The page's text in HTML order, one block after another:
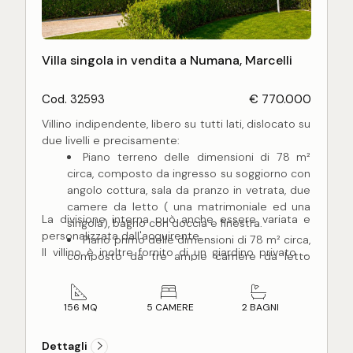
Villa singola in vendita a Numana, Marcelli
Cod. 32593 € 770.000
Villino indipendente, libero su tutti lati, dislocato su
due livelli e precisamente:
Piano terreno delle dimensioni di 78 m²
circa, composto da ingresso su soggiorno con
angolo cottura, sala da pranzo in vetrata, due
camere da letto ( una matrimoniale ed una
singola), bagno con doccia e finestra.
Piano primo delle dimensioni di 78 m² circa,
composto da tre ampie camere da letto
corridoio nel reparto notte.
Piano secondo con meravigliosa terrazza
dimensioni di 78 mq circa, con vista del mare,
La divisione interna può anche essere variata e
personalizzata dall'acquirente.
Il villino è inoltre fornito di un giardino privato al
dimensioni di 122 m² circa.
La residenza, di nuova costruzione dispone di
156 MQ 5 CAMERE 2 BAGNI
Dettagli